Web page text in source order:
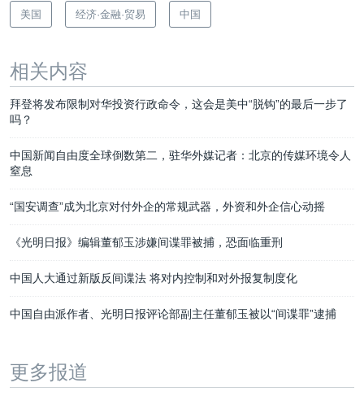
美国 经济·金融·贸易 中国
相关内容
拜登将发布限制对华投资行政命令，这会是美中“脱钩”的最后一步了
吗？
中国新闻自由度全球倒数第二，驻华外媒记者：北京的传媒环境令人
窒息
“国安调查”成为北京对付外企的常规武器，外资和外企信心动摇
《光明日报》编辑董郁玉涉嫌间谍罪被捕，恐面临重刑
中国人大通过新版反间谍法 将对内控制和对外报复制度化
中国自由派作者、光明日报评论部副主任董郁玉被以“间谍罪”逮捕
更多报道